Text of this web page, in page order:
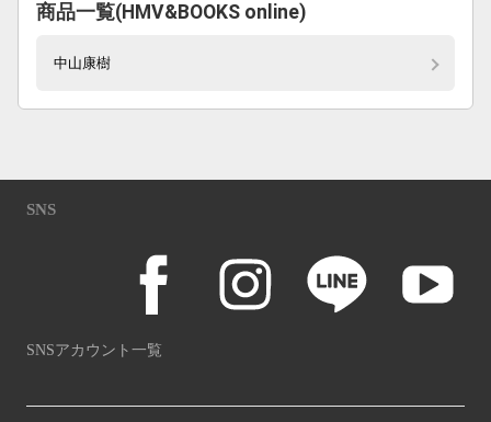
商品一覧(HMV&BOOKS online)
中山康樹
SNS
SNSアカウント一覧